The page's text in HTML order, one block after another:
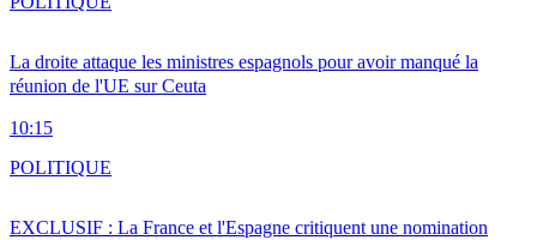
La droite attaque les ministres espagnols pour avoir manqué la
réunion de l'UE sur Ceuta
10:15
EXCLUSIF : La France et l'Espagne critiquent une nomination
POLITIQUE